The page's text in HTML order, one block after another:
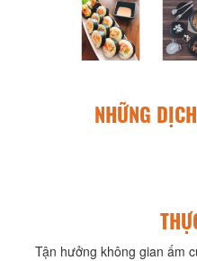
NHỮNG
Tận hưởng không gian ấm